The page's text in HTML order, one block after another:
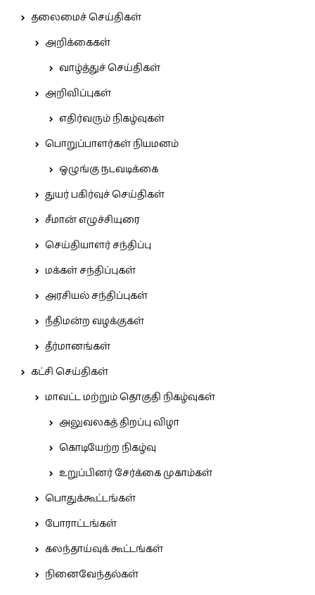
தலைமைச் செய்திகள்
அறிக்கைகள்
வாழ்த்துச் செய்திகள்
அறிவிப்புகள்
எதிர்வரும் நிகழ்வுகள்
பொறுப்பாளர்கள் நியமனம்
ஒழுங்கு நடவடிக்கை
துயர் பகிர்வுச் செய்திகள்
சீமான் எழுச்சியுரை
செய்தியாளர் சந்திப்பு
மக்கள் சந்திப்புகள்
அரசியல் சந்திப்புகள்
நீதிமன்ற வழக்குகள்
தீர்மானங்கள்
கட்சி செய்திகள்
மாவட்ட மற்றும் தொகுதி நிகழ்வுகள்
அலுவலகத் திறப்பு விழா
கொடியேற்ற நிகழ்வு
உறுப்பினர் சேர்க்கை முகாம்கள்
பொதுக்கூட்டங்கள்
போராட்டங்கள்
கலந்தாய்வுக் கூட்டங்கள்
நினைவேந்தல்கள்